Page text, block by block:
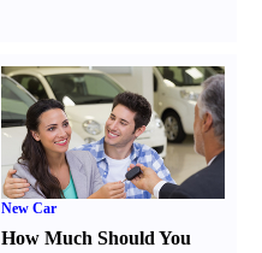
New Car
How Much Should You